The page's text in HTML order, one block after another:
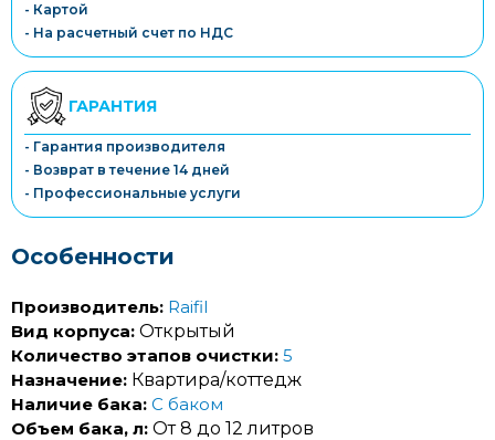
- Картой
- На расчетный счет по НДС
ГАРАНТИЯ
- Гарантия производителя
- Возврат в течение 14 дней
- Профессиональные услуги
Особенности
Производитель: Raifil
Вид корпуса: Открытый
Количество этапов очистки: 5
Назначение: Квартира/коттедж
Наличие бака: С баком
Объем бака, л: От 8 до 12 литров